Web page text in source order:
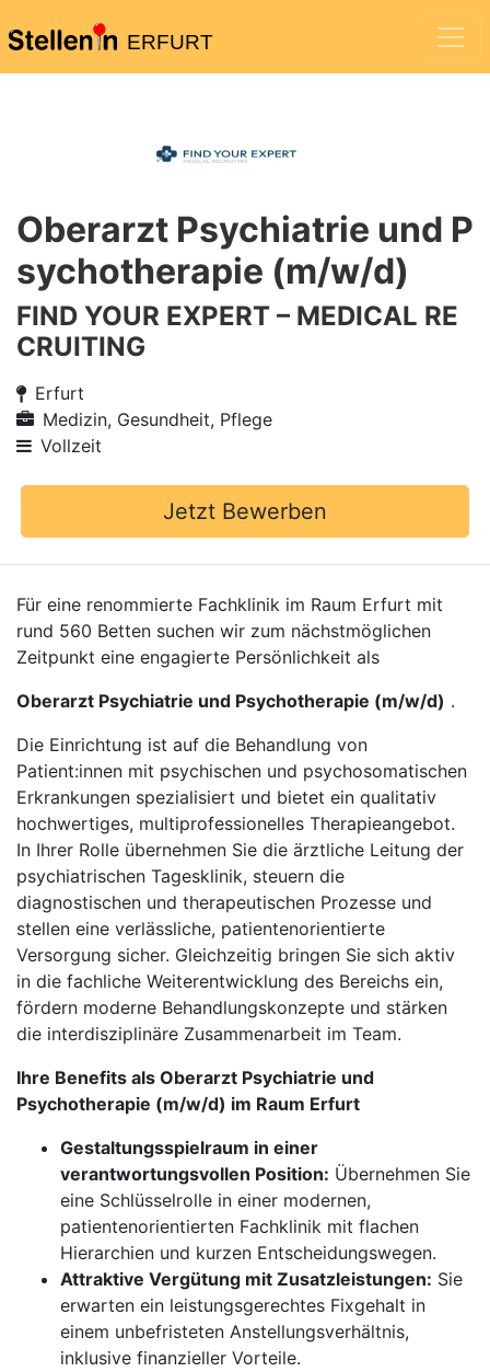
ERFURT
Oberarzt Psychiatrie und P
sychotherapie (m/w/d)
FIND YOUR EXPERT – MEDICAL RE
CRUITING
Erfurt
Medizin, Gesundheit, Pflege
Vollzeit
Jetzt Bewerben
Für eine renommierte Fachklinik im Raum Erfurt mit
rund 560 Betten suchen wir zum nächstmöglichen
Zeitpunkt eine engagierte Persönlichkeit als
Oberarzt Psychiatrie und Psychotherapie (m/w/d) .
Die Einrichtung ist auf die Behandlung von
Patient:innen mit psychischen und psychosomatischen
Erkrankungen spezialisiert und bietet ein qualitativ
hochwertiges, multiprofessionelles Therapieangebot.
In Ihrer Rolle übernehmen Sie die ärztliche Leitung der
psychiatrischen Tagesklinik, steuern die
diagnostischen und therapeutischen Prozesse und
stellen eine verlässliche, patientenorientierte
Versorgung sicher. Gleichzeitig bringen Sie sich aktiv
in die fachliche Weiterentwicklung des Bereichs ein,
fördern moderne Behandlungskonzepte und stärken
die interdisziplinäre Zusammenarbeit im Team.
Ihre Benefits als Oberarzt Psychiatrie und
Psychotherapie (m/w/d) im Raum Erfurt
Gestaltungsspielraum in einer
verantwortungsvollen Position: Übernehmen Sie
eine Schlüsselrolle in einer modernen,
patientenorientierten Fachklinik mit flachen
Hierarchien und kurzen Entscheidungswegen.
Attraktive Vergütung mit Zusatzleistungen: Sie
erwarten ein leistungsgerechtes Fixgehalt in
einem unbefristeten Anstellungsverhältnis,
inklusive finanzieller Vorteile.